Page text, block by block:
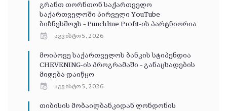
გრანთ თორნთონ საქართველო
საქართველოში პირველი YouTube
ბიზნესშოუს – Punchline Profit-ის პარტნიორია
აგვისტო 5, 2026
მოიპოვე საქართველოს ბანკის სტიპენდია
CHEVENING-ის პროგრამაში – განაცხადების
მიღება დაიწყო
აგვისტო 5, 2026
თიბისის მობაილბანკიდან ლონდონის